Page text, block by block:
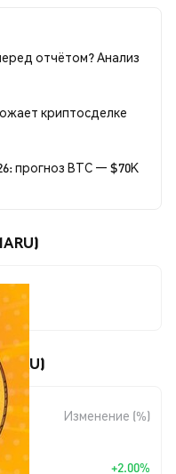
отчётом? Анализ
криптосделке
прогноз BTC — $70K
Изменение (%)
+2.00%